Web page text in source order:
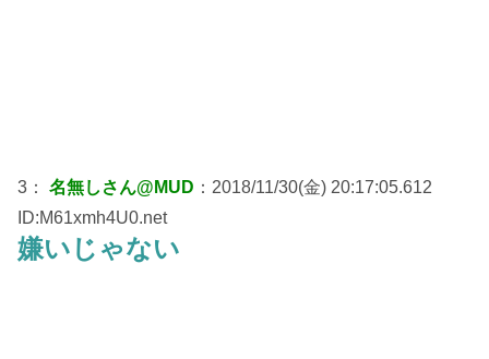
3： 名無しさん@MUD ：2018/11/30(金) 20:17:05.612
ID:M61xmh4U0.net
嫌いじゃない